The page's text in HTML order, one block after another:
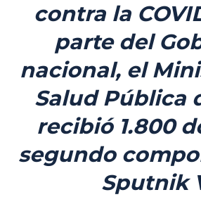
contra la
parte del
nacional, el
Salud Pública
recibió 1.800
segundo
Sputnik